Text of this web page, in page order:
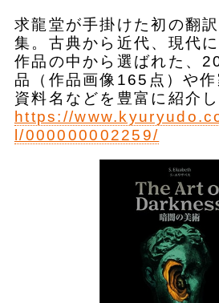
求龍堂が手掛けた初の翻
集。古典から近代、現代
作品の中から選ばれた、
品（作品画像165点）や
資料名などを豊富に紹介
https://
l/000000002259/